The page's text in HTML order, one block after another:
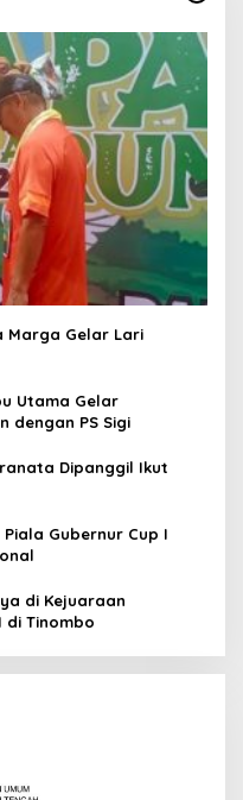
Marga Gelar Lari
Utama Gelar
dengan PS Sigi
Dipanggil Ikut
Gubernur Cup I
di Kejuaraan
di Tinombo